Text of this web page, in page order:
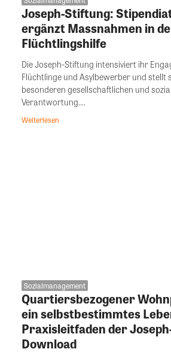
Joseph-Stiftung:
ergänzt Massnahmen in
Flüchtlingshilfe
Die Joseph-Stiftung intensiviert ihr
Flüchtlinge und Asylbewerber und stellt
besonderen gesellschaftlichen und
Verantwortung....
Weiterlesen
Sozialmanagement
Quartiersbezogener
ein selbstbestimmtes
Praxisleitfaden der
Download